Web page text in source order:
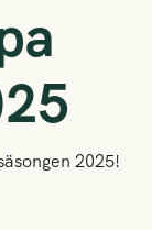
2025!